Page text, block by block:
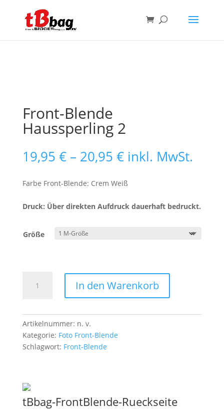
Front-Blende
Haussperling 2
19,95 € – 20,95 €Preisspanne:
19,95 €
bis
20,95 €
inkl. MwSt.
Farbe Front-Blende: Crem Weiß
Druck: Über direkten Aufdruck dauerhaft bedruckt.
Größe
Blende
Haussperling
Menge
In den Warenkorb
Artikelnummer: n. v.
Kategorie: Foto Front-Blende
Schlagwort: Front-Blende
tBbag-FrontBlende-Rueckseite